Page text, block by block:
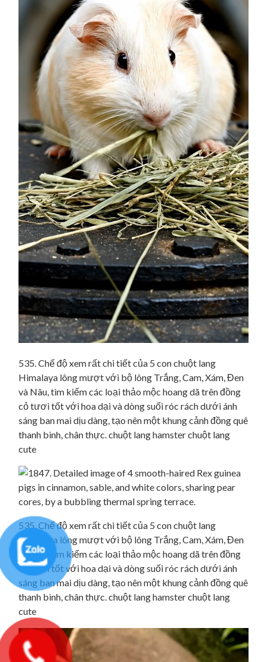
535. Chế độ xem rất chi tiết của 5 con chuột lang
Himalaya lông mượt với bộ lông Trắng, Cam, Xám, Đen
và Nâu, tìm kiếm các loại thảo mộc hoang dã trên đồng
cỏ tươi tốt với hoa dại và dòng suối róc rách dưới ánh
sáng ban mai dịu dàng, tạo nên một khung cảnh đồng quê
thanh bình, chân thực. chuột lang hamster chuột lang
cute
535. Chế độ xem rất chi tiết của 5 con chuột lang
Himalaya lông mượt với bộ lông Trắng, Cam, Xám, Đen
và Nâu, tìm kiếm các loại thảo mộc hoang dã trên đồng
cỏ tươi tốt với hoa dại và dòng suối róc rách dưới ánh
sáng ban mai dịu dàng, tạo nên một khung cảnh đồng quê
thanh bình, chân thực. chuột lang hamster chuột lang
cute